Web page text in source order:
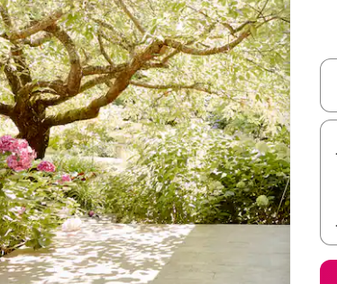
ולמטה או לעיין בעזרת תנועות מגע או החלקה.